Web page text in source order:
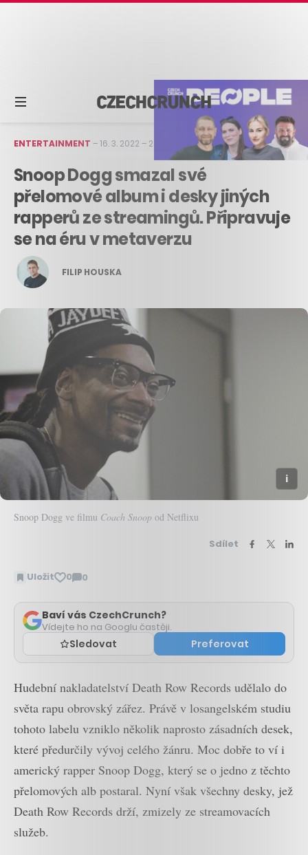
ENTERTAINMENT –16. 3. 2022 – 2 min čtení
Snoop Dogg smazal své
přelomové album i desky jiných
rapperů ze streamingů. Připravuje
se na éru v metaverzu
FILIP HOUSKA
Snoop Dogg ve filmu Coach Snoop od Netflixu
Sdílet
Uložit 0 0
Zobrazit
Baví vás CzechCrunch?
Vídejte ho na Googlu častěji.
Sledovat Preferovat
Hudební nakladatelství Death Row Records udělalo do
světa rapu obrovský zářez. Právě v losangelském studiu
tohoto labelu vzniklo několik naprosto zásadních desek,
které předurčily vývoj celého žánru. Moc dobře to ví i
americký rapper Snoop Dogg, který se o jedno z těchto
přelomových alb postaral. Nyní však všechny desky, jež
Death Row Records drží, zmizely ze streamovacích
služeb.